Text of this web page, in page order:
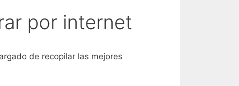
por internet
de recopilar las mejores